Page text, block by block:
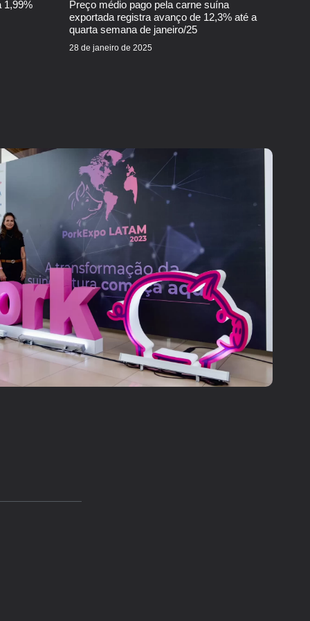
1,99%
Preço médio pago pela carne suína
exportada registra avanço de 12,3% até a
quarta semana de janeiro/25
28 de janeiro de 2025